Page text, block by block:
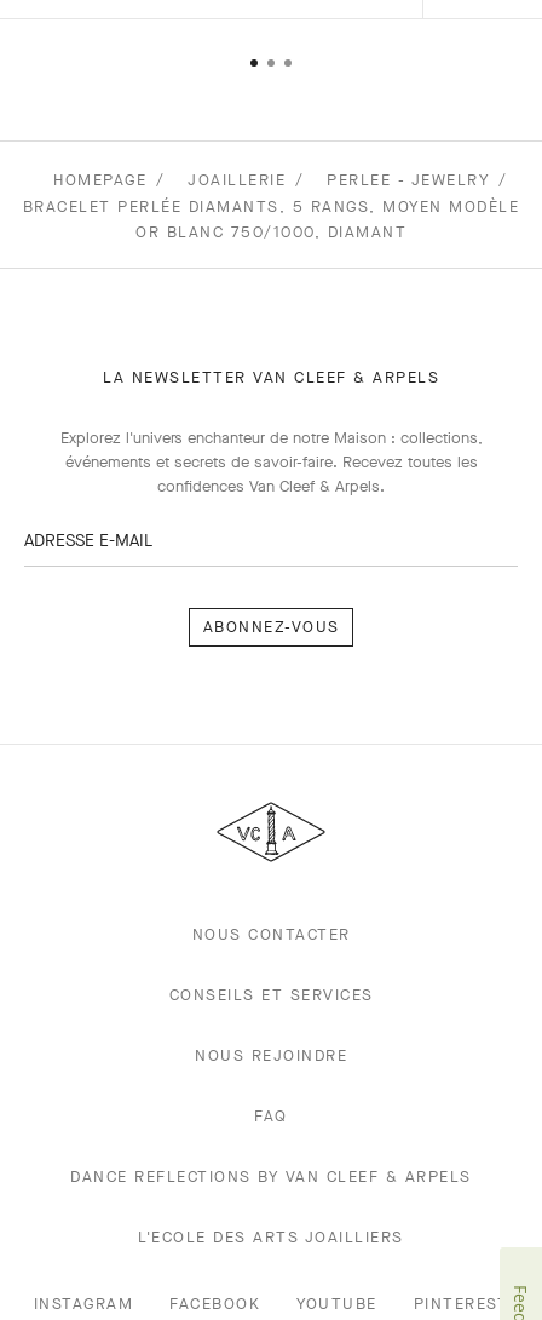
HOMEPAGE JOAILLERIE
PERLEE - JEWELRY
BRACELET PERLÉE DIAMANTS, 5 RANGS, MOYEN MODÈLE
OR BLANC 750/1000, DIAMANT
LA NEWSLETTER VAN CLEEF & ARPELS
Explorez l'univers enchanteur de notre Maison : collections,
événements et secrets de savoir-faire. Recevez toutes les
confidences Van Cleef & Arpels​.
ADRESSE E-MAIL
vous
&
Arpels
NOUS CONTACTER
CONSEILS ET SERVICES
NOUS REJOINDRE
FAQ
DANCE REFLECTIONS BY VAN CLEEF & ARPELS
L'ECOLE DES ARTS JOAILLIERS
INSTAGRAM FACEBOOK YOUTUBE PINTEREST